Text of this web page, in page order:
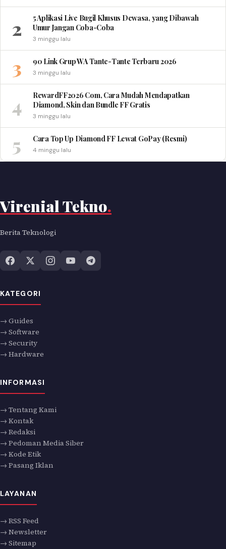
2
5 Aplikasi Live Bugil Khusus Dewasa, yang Dibawah
Umur Jangan Coba-Coba
3 minggu lalu
3 90 Link Grup WA Tante-Tante Terbaru 2026
3 minggu lalu
4
RewardFF2026 Com, Cara Mudah Mendapatkan
Diamond, Skin dan Bundle FF Gratis
3 minggu lalu
5 Cara Top Up Diamond FF Lewat GoPay (Resmi)
4 minggu lalu
Virenial Tekno.
Berita Teknologi
KATEGORI
→ Guides
→ Software
→ Security
→ Hardware
INFORMASI
→ Tentang Kami
→ Kontak
→ Redaksi
→ Pedoman Media Siber
→ Kode Etik
→ Pasang Iklan
LAYANAN
→ RSS Feed
→ Newsletter
→ Sitemap